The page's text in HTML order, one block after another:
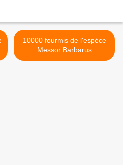
10000 fourmis de l'espèce
Messor Barbarus
intègreront le MOBE